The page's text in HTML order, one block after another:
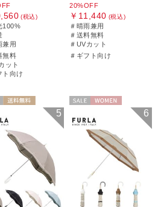
(税込)
100%
兼用
無料
ット
ト向け
20%OFF
￥11,440 (税込)
＃晴雨兼用
＃送料無料
＃UVカット
＃ギフト向け
5 6